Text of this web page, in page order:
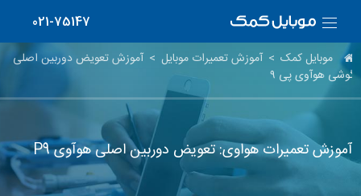
021-75147
موبایل کمک > آموزش تعمیرات موبایل > آموزش تعویض دوربین اصلی
گوشی هوآوی پی ۹
آموزش تعمیرات هواوی: تعویض دوربین اصلی هوآوی P9